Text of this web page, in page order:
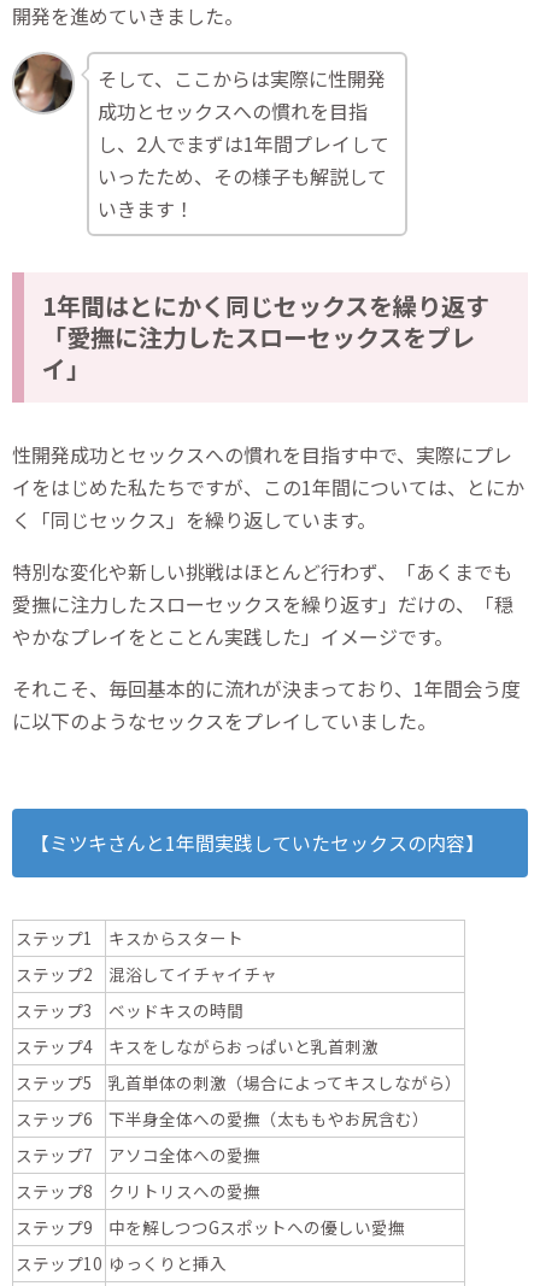
開発を進めていきました。
そして、ここからは実際に性開発
成功とセックスへの慣れを目指
し、2人でまずは1年間プレイして
いったため、その様子も解説して
いきます！
1年間はとにかく同じセックスを繰り返す
「愛撫に注力したスローセックスをプレ
イ」
性開発成功とセックスへの慣れを目指す中で、実際にプレ
イをはじめた私たちですが、この1年間については、とにか
く「同じセックス」を繰り返しています。
特別な変化や新しい挑戦はほとんど行わず、「あくまでも
愛撫に注力したスローセックスを繰り返す」だけの、「穏
やかなプレイをとことん実践した」イメージです。
それこそ、毎回基本的に流れが決まっており、1年間会う度
に以下のようなセックスをプレイしていました。
【ミツキさんと1年間実践していたセックスの内容】
ステップ1
キスからスタート
ステップ2
混浴してイチャイチャ
ステップ3
ベッドキスの時間
ステップ4
キスをしながらおっぱいと乳首刺激
ステップ5
乳首単体の刺激（場合によってキスしながら）
ステップ6
下半身全体への愛撫（太ももやお尻含む）
ステップ7
アソコ全体への愛撫
ステップ8
クリトリスへの愛撫
ステップ9
中を解しつつGスポットへの優しい愛撫
ステップ10 ゆっくりと挿入